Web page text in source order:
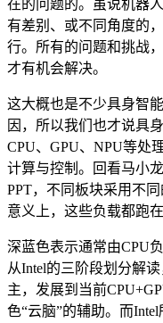
在的问题的。虽说机器
有差别、或不同角度的
行。所有的问题和挑战
才有机会解决。
这大概也是不少具身智
因，所以我们也才说具
CPU、GPU、NPU等处
计算与控制。回看马小
PPT，不同板块采用不
意义上，这些负载都跑
深蓝色表示通常由CPU
从Intel的三阶段划分解
主，发展到当前
色“云脑”的辅助。而